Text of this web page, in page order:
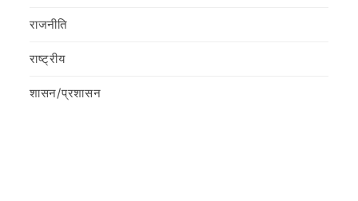
राजनीति
राष्ट्रीय
शासन/प्रशासन